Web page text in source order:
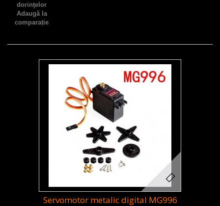
dorinţelor
Adaugă la
comparație
Servomotor metalic digital MG996